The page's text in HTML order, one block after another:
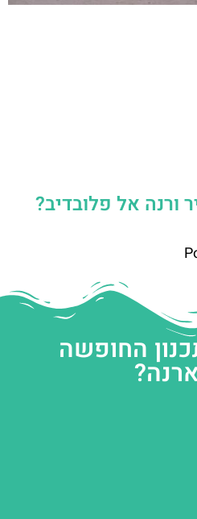
ורנה אל פלובדיב?
החופשה